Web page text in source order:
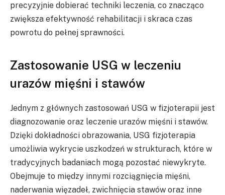
precyzyjnie dobierać techniki leczenia, co znacząco
zwiększa efektywność rehabilitacji i skraca czas
powrotu do pełnej sprawności.
Zastosowanie USG w leczeniu
urazów mięśni i stawów
Jednym z głównych zastosowań USG w fizjoterapii jest
diagnozowanie oraz leczenie urazów mięśni i stawów.
Dzięki dokładności obrazowania, USG fizjoterapia
umożliwia wykrycie uszkodzeń w strukturach, które w
tradycyjnych badaniach mogą pozostać niewykryte.
Obejmuje to między innymi rozciągnięcia mięśni,
naderwania więzadeł, zwichnięcia stawów oraz inne